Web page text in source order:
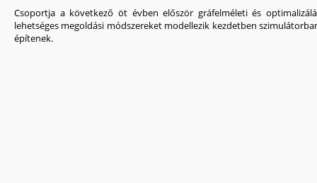
Csoportja a következő öt évben először gráfelméleti és
lehetséges megoldási módszereket modellezik kezdetben
építenek.